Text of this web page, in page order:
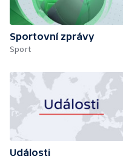
Sportovní zprávy
Sport
Události